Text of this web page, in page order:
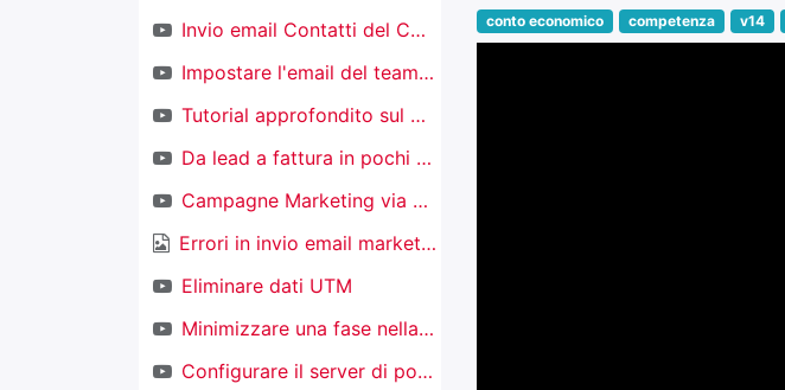
Invio email Contatti del CRM
Impostare l'email del team di vendita
Tutorial approfondito sul CRM
Da lead a fattura in pochi click
Campagne Marketing via email
Errori in invio email marketing
Eliminare dati UTM
Minimizzare una fase nella kanban nel CRM
Configurare il server di posta in ingresso per creare nuovi oggetti
conto economico competenza v14